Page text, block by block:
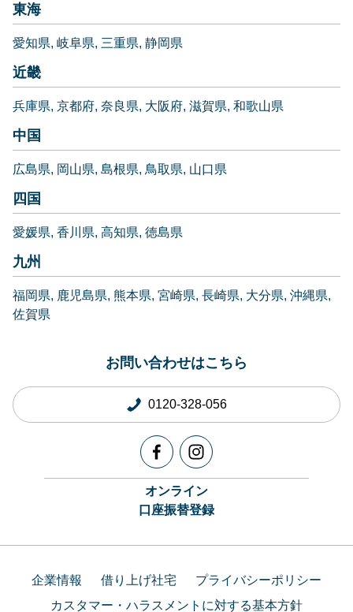
東海
愛知県 岐阜県 三重県 静岡県
近畿
兵庫県 京都府 奈良県 大阪府 滋賀県 和歌山県
中国
広島県 岡山県 島根県 鳥取県 山口県
四国
愛媛県 香川県 高知県 徳島県
九州
福岡県 鹿児島県 熊本県 宮崎県 長崎県 大分県 沖縄県
佐賀県
お問い合わせはこちら
0120-328-056
オンライン
口座振替登録
企業情報 借り上げ社宅
プライバシーポリシー
カスタマー・ハラスメントに対する基本方針